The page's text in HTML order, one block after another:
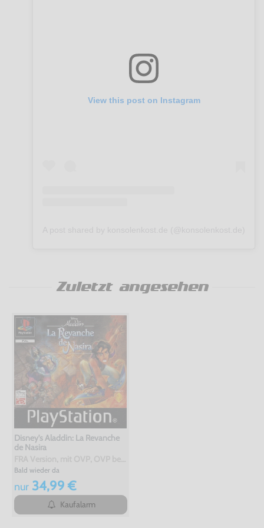
View this post on Instagram
Zuletzt angesehen
Disney's Aladdin: La Revanche
de Nasira
Bald wieder da
nur34,99 €
Kaufalarm